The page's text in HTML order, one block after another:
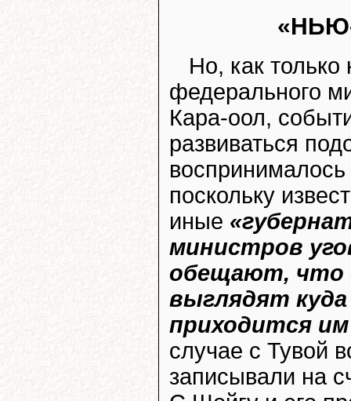
Но, как только
федерального
Кара-оол,
развиваться
воспринималось
поскольку
иные
министров
обещают, что
выглядят
приходится
случае с Тувой
записывали на